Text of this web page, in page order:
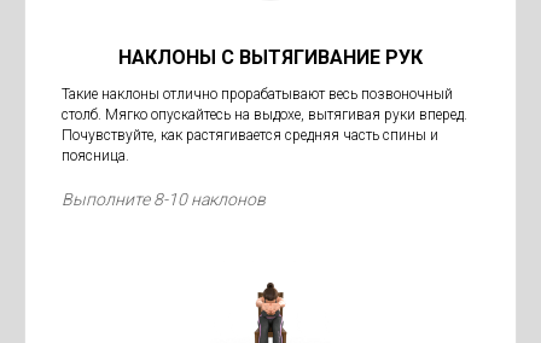
НАКЛОНЫ С ВЫТЯГИВАНИЕ РУК
Такие наклоны отлично прорабатывают весь позвоночный
столб. Мягко опускайтесь на выдохе, вытягивая руки вперед.
Почувствуйте, как растягивается средняя часть спины и
поясница.
Выполните 8-10 наклонов